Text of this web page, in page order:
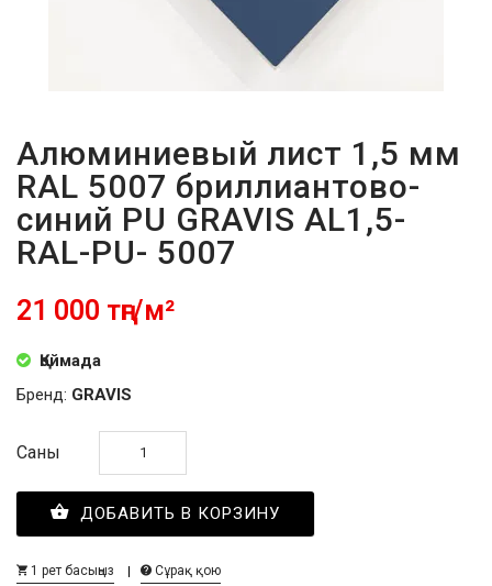
Алюминиевый лист 1,5 мм
RAL 5007 бриллиантово-
синий PU GRAVIS AL1,5-
RAL-PU- 5007
21 000 тңг/м²
Қоймада
Бренд: GRAVIS
Саны
ДОБАВИТЬ В КОРЗИНУ
1 рет басыңыз Сұрақ қою